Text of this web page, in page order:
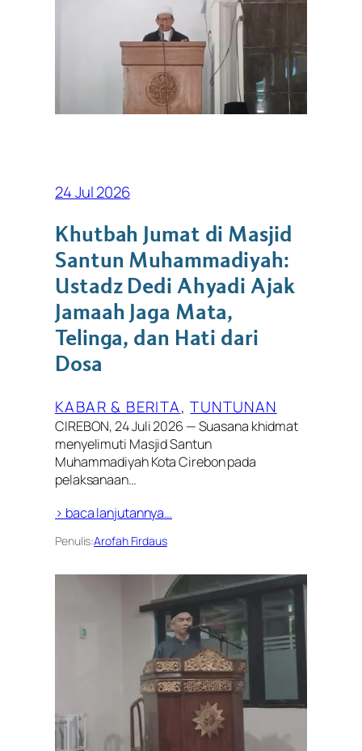
24 Jul 2026
Khutbah Jumat di Masjid
Santun Muhammadiyah:
Ustadz Dedi Ahyadi Ajak
Jamaah Jaga Mata,
Telinga, dan Hati dari
Dosa
KABAR & BERITA, TUNTUNAN
CIREBON, 24 Juli 2026 — Suasana khidmat
menyelimuti Masjid Santun
Muhammadiyah Kota Cirebon pada
pelaksanaan…
> baca lanjutannya…
Penulis:Arofah Firdaus